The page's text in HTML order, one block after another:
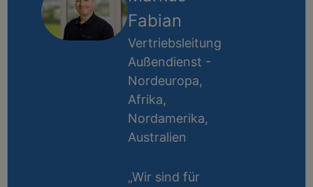
Fabian
Vertriebsleitung
Außendienst -
Nordeuropa,
Afrika,
Nordamerika,
Australien
„Wir sind für